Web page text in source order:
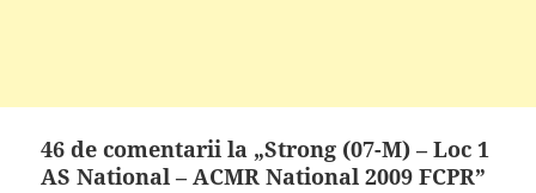
46 de comentarii la „Strong (07-M) – Loc 1
AS National – ACMR National 2009 FCPR”